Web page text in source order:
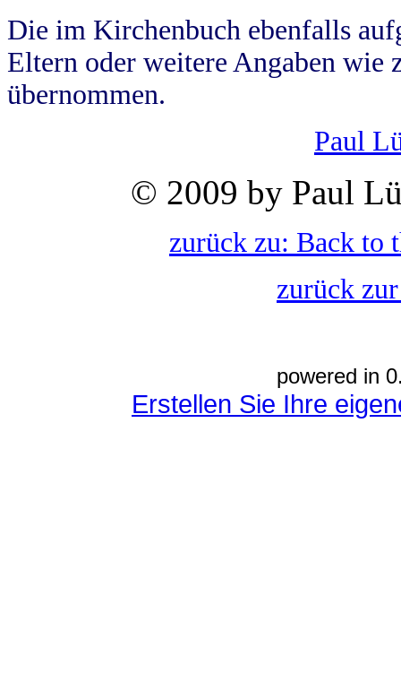
Die im Kirchenbuch ebenfalls
Eltern oder weitere Angaben wie
übernommen.
Paul
© 2009 by Paul
zurück zu: Back to
zurück
powered in
Erstellen Sie Ihre